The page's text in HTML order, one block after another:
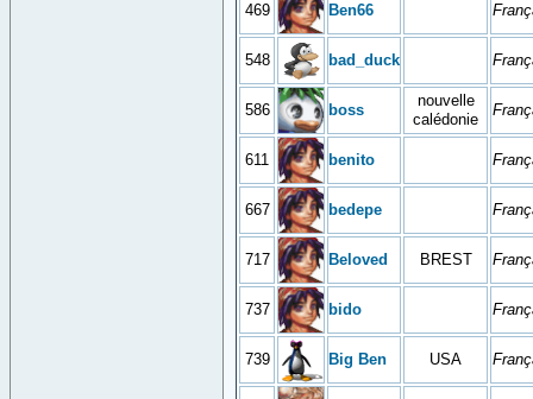
469 Ben66
548 bad_duck
586 boss
nouvelle
calédonie
611 benito
667 bedepe
717 Beloved BREST
737 bido
739 Big Ben USA